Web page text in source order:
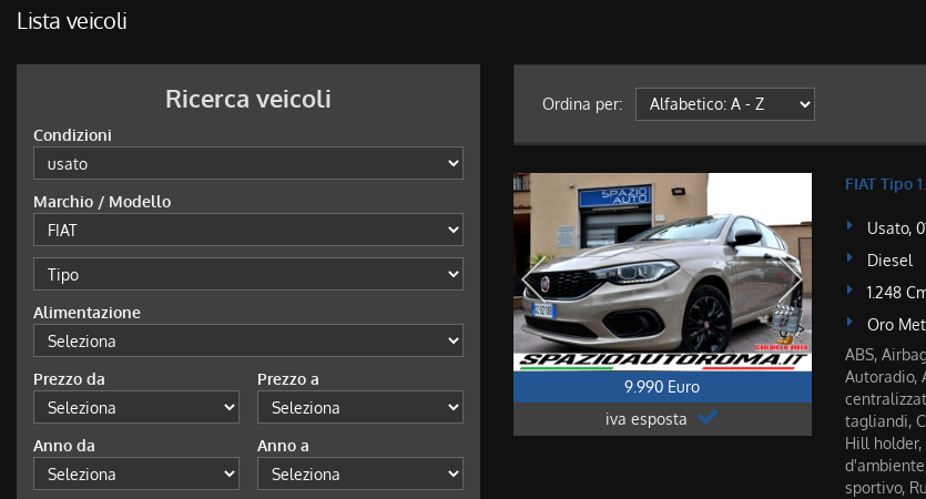
AREA COMMERCIANTI
Lista veicoli
Ricerca veicoli
Condizioni
Marchio / Modello
Alimentazione
Prezzo da Prezzo a
Anno da Anno a
Ordina per:
9.990 Euro
iva esposta
FIAT Tipo
Usato,
Diesel
1.248
Oro
ABS,
Autoradio,
tagliandi,
Hill
sportivo,